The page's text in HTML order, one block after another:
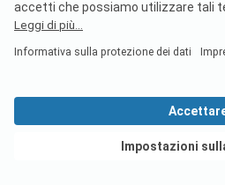
È possibile fare
mangiare presso il
Camping St. Moritz?
Vedi